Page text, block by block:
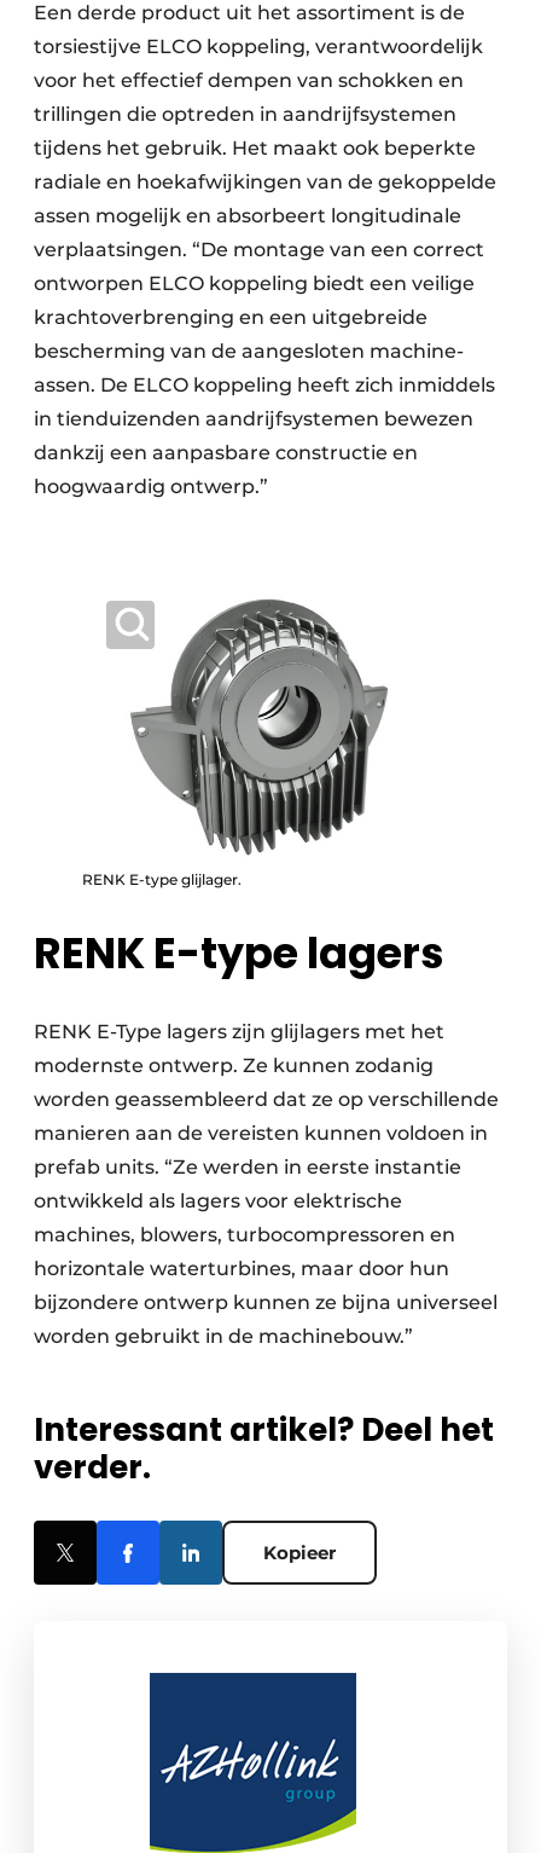
Een derde product uit het assortiment is de
torsiestijve ELCO koppeling, verantwoordelijk
voor het effectief dempen van schokken en
trillingen die optreden in aandrijfsystemen
tijdens het gebruik. Het maakt ook beperkte
radiale en hoekafwijkingen van de gekoppelde
assen mogelijk en absorbeert longitudinale
verplaatsingen. “De montage van een correct
ontworpen ELCO koppeling biedt een veilige
krachtoverbrenging en een uitgebreide
bescherming van de aangesloten machine-
assen. De ELCO koppeling heeft zich inmiddels
in tienduizenden aandrijfsystemen bewezen
dankzij een aanpasbare constructie en
hoogwaardig ontwerp.”
RENK E-type glijlager.
RENK E-type lagers
RENK E-Type lagers zijn glijlagers met het
modernste ontwerp. Ze kunnen zodanig
worden geassembleerd dat ze op verschillende
manieren aan de vereisten kunnen voldoen in
prefab units. “Ze werden in eerste instantie
ontwikkeld als lagers voor elektrische
machines, blowers, turbocompressoren en
horizontale waterturbines, maar door hun
bijzondere ontwerp kunnen ze bijna universeel
worden gebruikt in de machinebouw.”
Interessant artikel? Deel het
verder.
Kopieer